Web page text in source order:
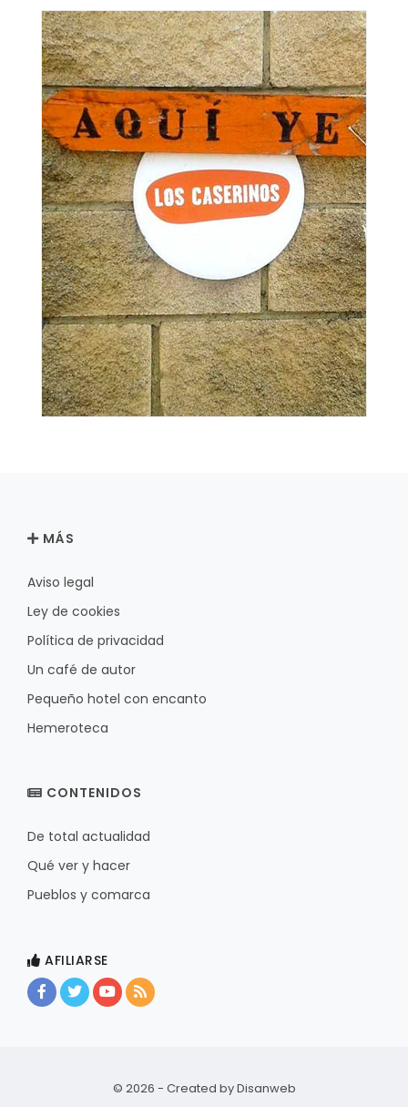
MÁS
Aviso legal
Ley de cookies
Política de privacidad
Un café de autor
Pequeño hotel con encanto
Hemeroteca
CONTENIDOS
De total actualidad
Qué ver y hacer
Pueblos y comarca
AFILIARSE
© 2026 - Created byDisanweb